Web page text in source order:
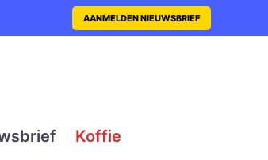
en
AANMELDEN NIEUWSBRIEF
Koffie